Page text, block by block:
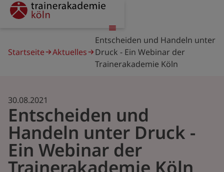
Direkt
zum
trainerakademie
Startseite
Aktuelles
Entscheiden und Handeln unter
Druck - Ein Webinar der
Trainerakademie Köln
Entscheiden und
Handeln unter Druck -
Ein Webinar der
Trainerakademie Köln
30.08.2021